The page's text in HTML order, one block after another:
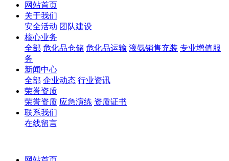
网站首页
关于我们
安全活动 团队建设
核心业务
全部 危化品仓储 危化品运输 液氨销售充装 专业增值服
务
新闻中心
全部 企业动态 行业资讯
荣誉资质
荣誉资质 应急演练 资质证书
联系我们
在线留言